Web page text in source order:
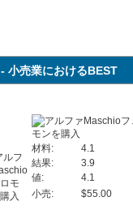
- 小売業におけるBEST
材料:
4.1
結果:
3.9
値:
4.1
小売:
$55.00